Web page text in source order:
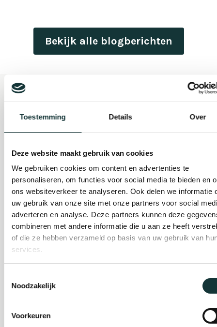
Toestemming Details Over
Deze website maakt gebruik van cookies
We gebruiken cookies om content en advertenties te
personaliseren, om functies voor social media te bieden en
ons websiteverkeer te analyseren. Ook delen we informatie
uw gebruik van onze site met onze partners voor social
adverteren en analyse. Deze partners kunnen deze
combineren met andere informatie die u aan ze heeft
of die ze hebben verzameld op basis van uw gebruik van
services.
Noodzakelijk
Voorkeuren
Bekijk alle blogberichten
Plan je bezoek
Evenement
organiseren
Steun ons
Orgel Masterclass
Auditie
De Pieterskerk als